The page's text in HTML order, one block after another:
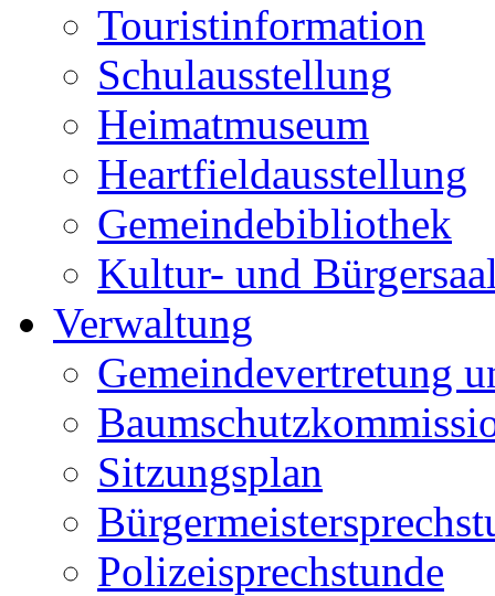
Touristinformation
Schulausstellung
Heimatmuseum
Heartfieldausstellung
Gemeindebibliothek
Kultur- und
Verwaltung
Gemeindevertretung
Sitzungsplan
Polizeisprechstunde